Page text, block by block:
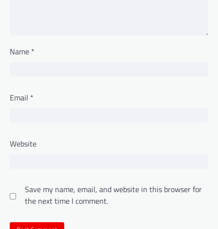
Name *
Email *
Website
Save my name, email, and website in this browser for
the next time I comment.